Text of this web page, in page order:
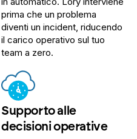
prima che un problema
diventi un incident, riducendo
il carico operativo sul tuo
team a zero.
Supporto alle
decisioni operative